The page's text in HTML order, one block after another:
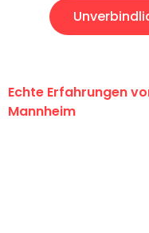
Echte Erfahrungen
Mannheim